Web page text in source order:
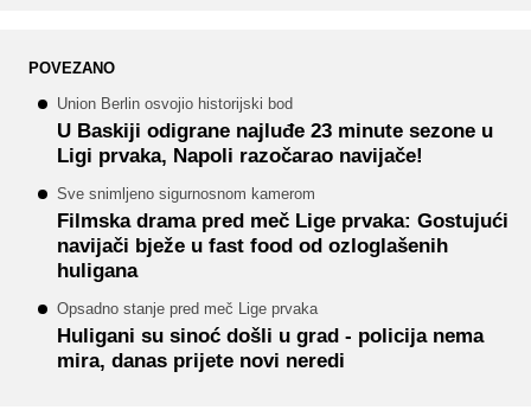
POVEZANO
Union Berlin osvojio historijski bod
U Baskiji odigrane najluđe 23 minute sezone u
Ligi prvaka, Napoli razočarao navijače!
Sve snimljeno sigurnosnom kamerom
Filmska drama pred meč Lige prvaka: Gostujući
navijači bježe u fast food od ozloglašenih
huligana
Opsadno stanje pred meč Lige prvaka
Huligani su sinoć došli u grad - policija nema
mira, danas prijete novi neredi